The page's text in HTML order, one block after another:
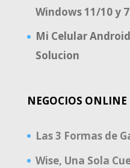
Windows 11/10 y 7
Mi Celular
Solucion
NEGOCIOS ONLINE
Las 3 Formas de
Wise, Una Sola